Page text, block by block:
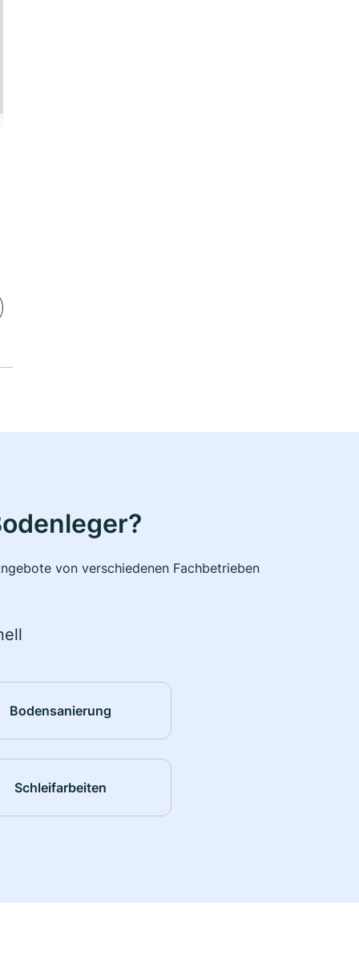
von verschiedenen Fachbetrieben
Bodensanierung
Schleifarbeiten